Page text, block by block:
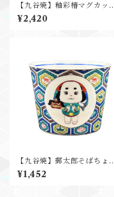
【九谷焼】釉彩椿マグカッ
吉右衛門窯
¥2,420
【九谷焼】郵太郎そばちょ
右園窯
¥1,452